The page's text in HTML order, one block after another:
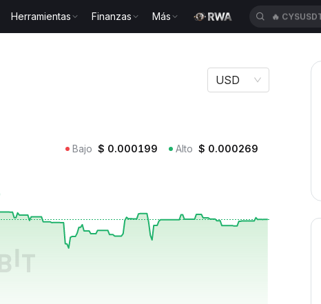
Herramientas Finanzas Más 🔥
USD
Bajo $ 0.000199 Alto $ 0.000269